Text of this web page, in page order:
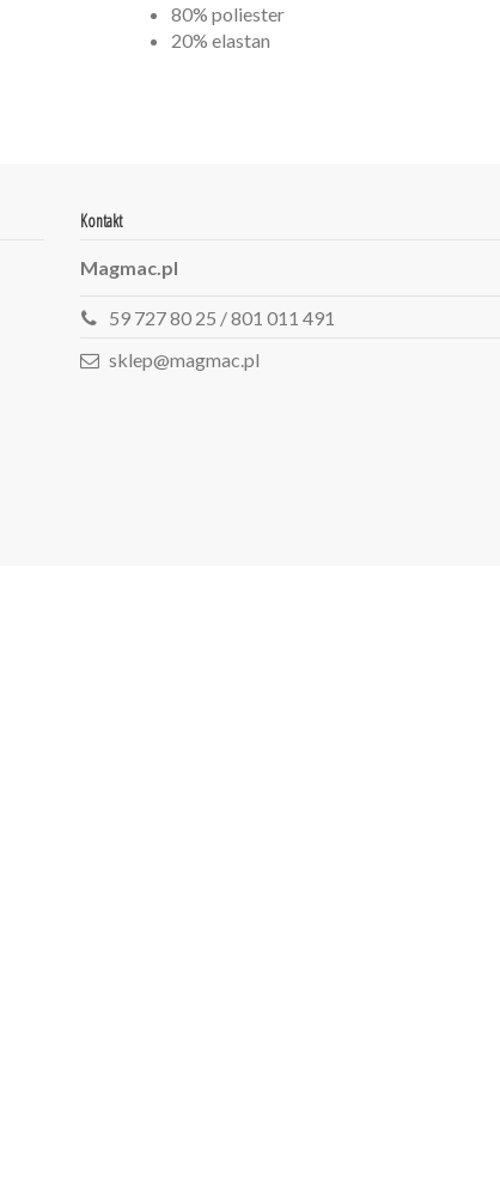
80% poliester
20% elastan
Kontakt
Magmac.pl
59 727 80 25 / 801 011 491
sklep@magmac.pl